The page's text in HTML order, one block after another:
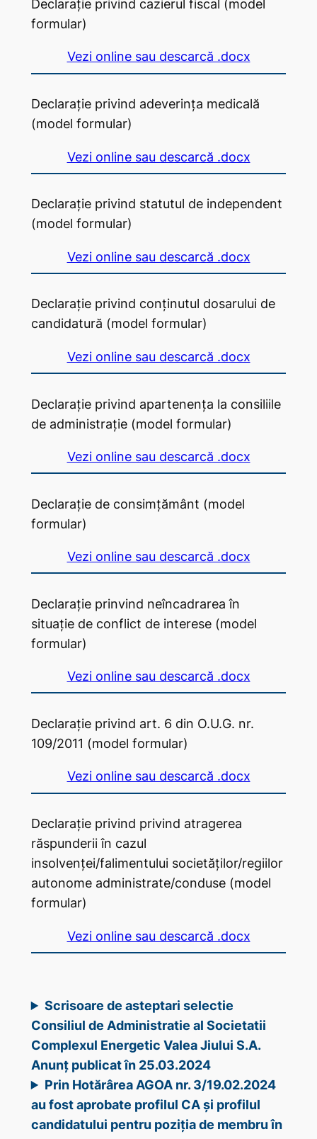
Declarație privind cazierul fiscal (model
formular)
Vezi online sau descarcă .docx
Declarație privind adeverința medicală
(model formular)
Vezi online sau descarcă .docx
Declarație privind statutul de independent
(model formular)
Vezi online sau descarcă .docx
Declarație privind conținutul dosarului de
candidatură (model formular)
Vezi online sau descarcă .docx
Declarație privind apartenența la consiliile
de administrație (model formular)
Vezi online sau descarcă .docx
Declarație de consimțământ (model
formular)
Vezi online sau descarcă .docx
Declarație prinvind neîncadrarea în
situație de conflict de interese (model
formular)
Vezi online sau descarcă .docx
Declarație privind art. 6 din O.U.G. nr.
109/2011 (model formular)
Vezi online sau descarcă .docx
Declarație privind privind atragerea
răspunderii în cazul
insolvenței/falimentului societăților/regiilor
autonome administrate/conduse (model
formular)
Vezi online sau descarcă .docx
Scrisoare de asteptari selectie
Consiliul de Administratie al Societatii
Complexul Energetic Valea Jiului S.A.
Anunț publicat în 25.03.2024
Prin Hotărârea AGOA nr. 3/19.02.2024
au fost aprobate profilul CA și profilul
candidatului pentru poziția de membru în